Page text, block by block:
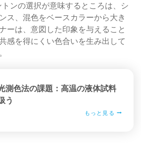
ンの選択が意味するところは、シ
ス、混色をベースカラーから大き
ーは、意図した印象を与えること
感を得にくい色合いを生み出して
測色法の課題：高温の液体試料
う
もっと見る